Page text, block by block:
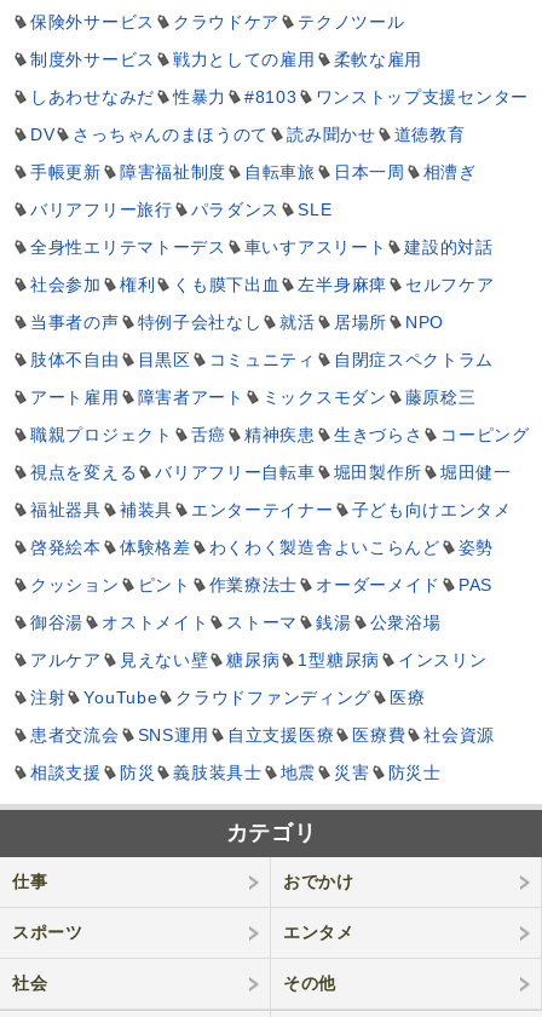
保険外サービス
クラウドケア
テクノツール
制度外サービス
戦力としての雇用
柔軟な雇用
しあわせなみだ
性暴力 #8103
ワンストップ支援センター
DV
さっちゃんのまほうのて 読み聞かせ
道徳教育
手帳更新
障害福祉制度 自転車旅 日本一周
相漕ぎ
バリアフリー旅行
パラダンス
SLE
全身性エリテマトーデス
車いすアスリート
建設的対話
社会参加
権利 くも膜下出血 左半身麻痺
セルフケア
当事者の声
特例子会社なし 就活 居場所
NPO
肢体不自由
目黒区 コミュニティ
自閉症スペクトラム
アート雇用
障害者アート ミックスモダン
藤原稔三
職親プロジェクト
舌癌 精神疾患 生きづらさ
コーピング
視点を変える
バリアフリー自転車 堀田製作所
堀田健一
福祉器具
補装具 エンターテイナー
子ども向けエンタメ
啓発絵本
体験格差 わくわく製造舎よいこらんど
姿勢
クッション
ピント 作業療法士 オーダーメイド
PAS
御谷湯
オストメイト ストーマ 銭湯
公衆浴場
アルケア
見えない壁 糖尿病 1型糖尿病
インスリン
注射
YouTube クラウドファンディング
医療
患者交流会
SNS運用 自立支援医療 医療費
社会資源
相談支援
防災 義肢装具士 地震 災害 防災士
カテゴリ
仕事 おでかけ
スポーツ エンタメ
社会 その他